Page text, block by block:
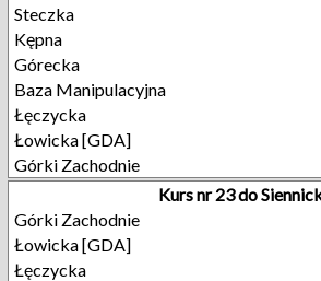
Steczka
Kępna
Górecka
Baza Manipulacyjna
Łęczycka
Łowicka [GDA]
Górki Zachodnie
Kurs nr 23 do
Górki Zachodnie
Łowicka [GDA]
Łęczycka